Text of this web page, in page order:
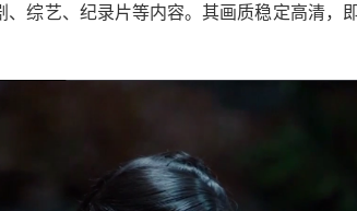
综艺、纪录片等内容。其画质稳定高清，